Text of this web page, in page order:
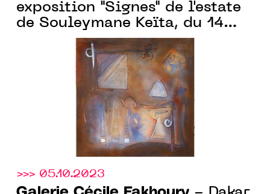
exposition "Signes" de l'estate
de Souleymane Keïta, du 14
décembre 2023 au 27 janvier
>>> 05.10.2023